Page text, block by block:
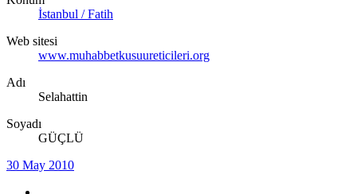
İstanbul / Fatih
Web sitesi
www.muhabbetkusuureticileri.org
Adı
Selahattin
Soyadı
GÜÇLÜ
30 May 2010